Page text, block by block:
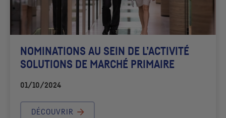
NOMINATIONS AU SEIN DE L’ACTIVITÉ
SOLUTIONS DE MARCHÉ PRIMAIRE
01/10/2024
DÉCOUVRIR